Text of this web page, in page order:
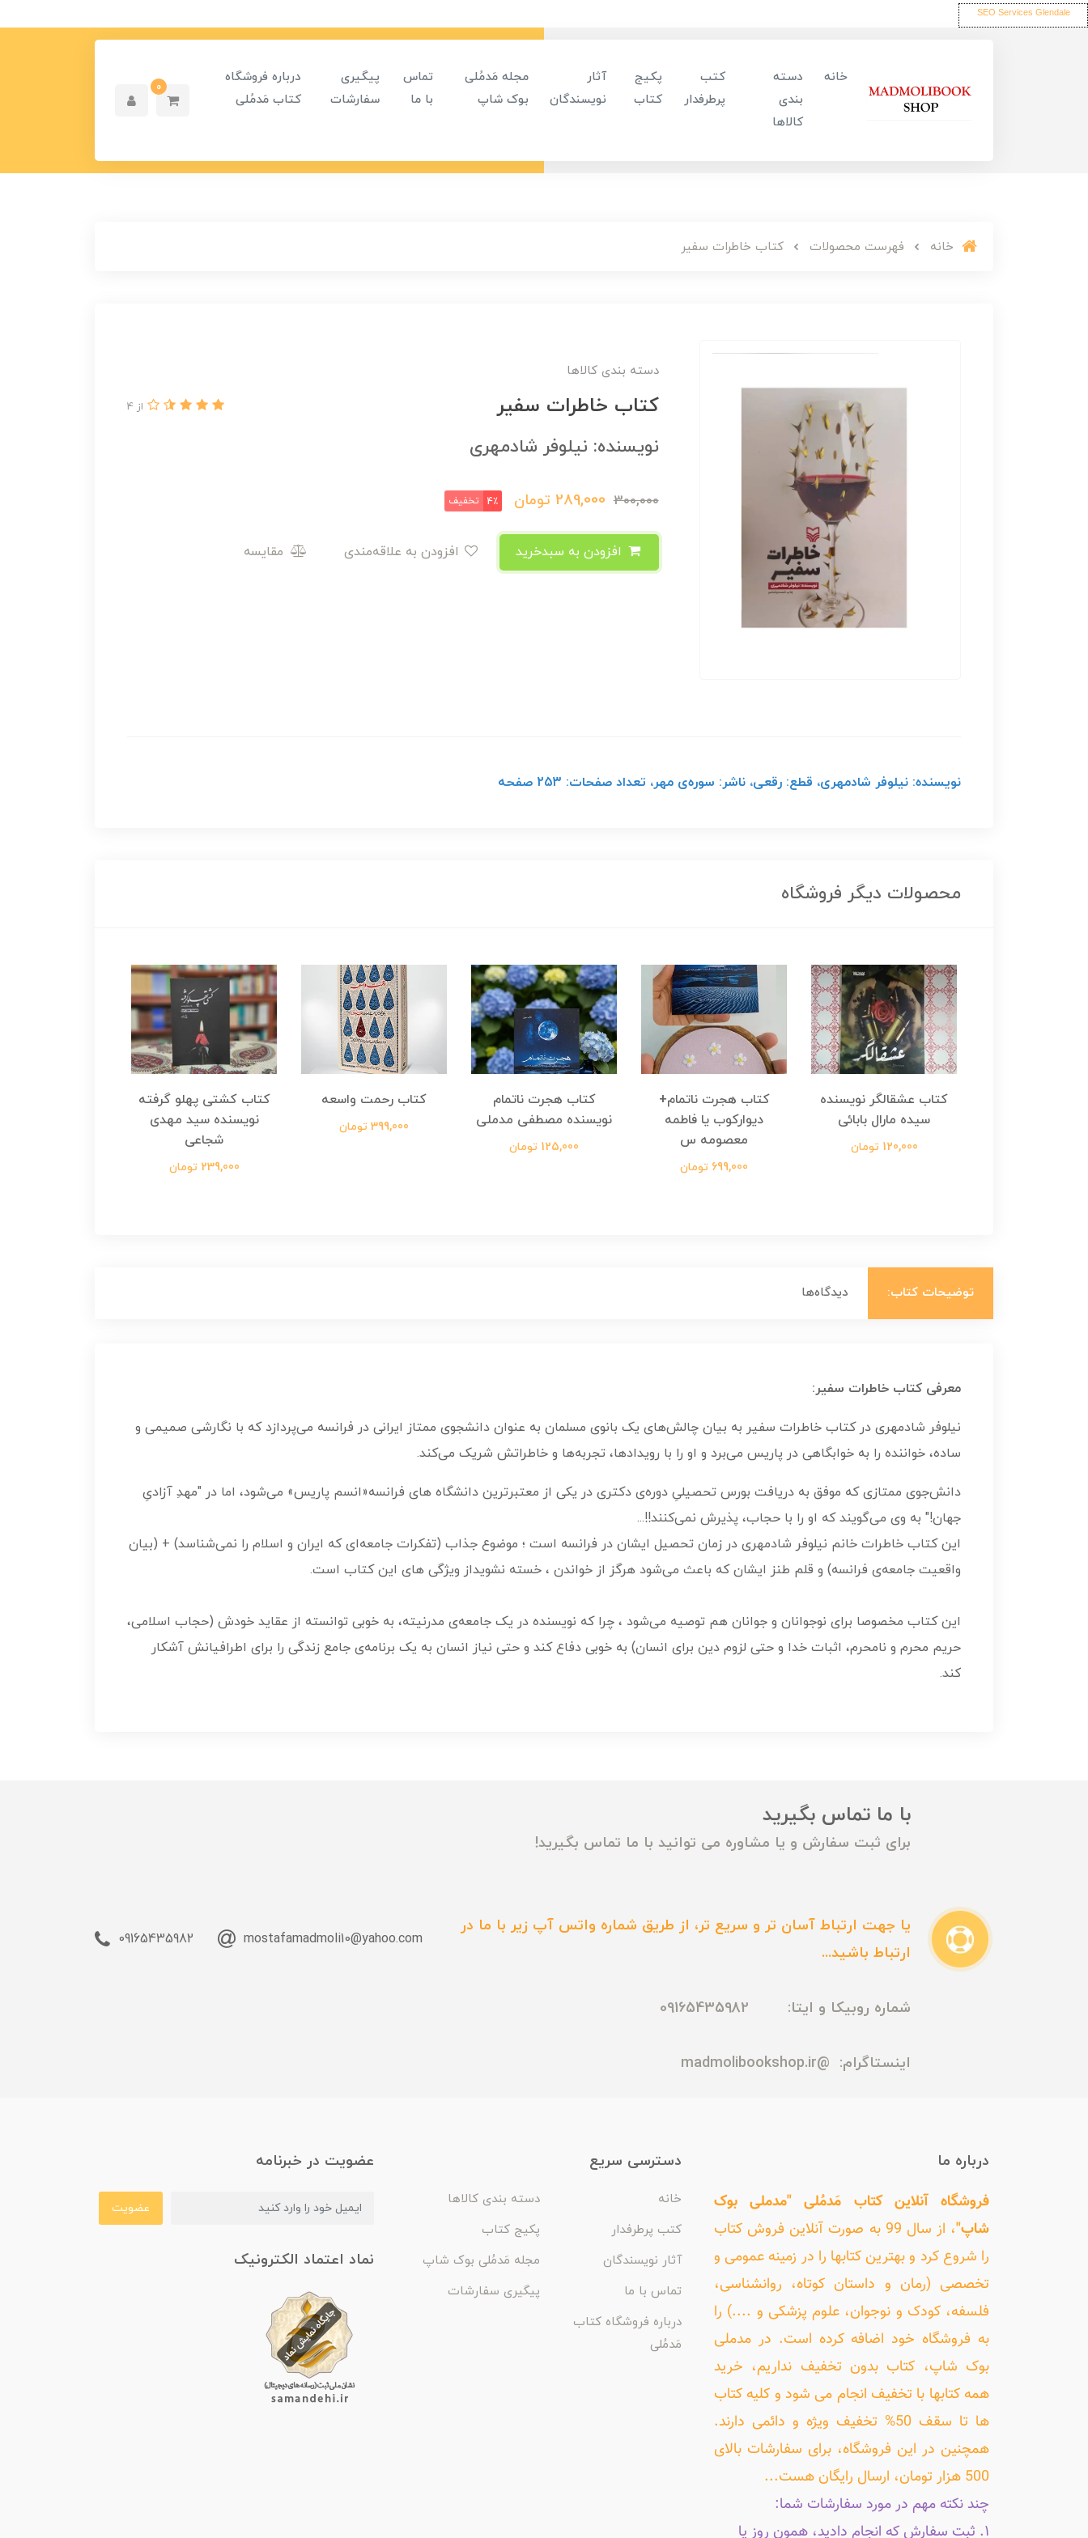
SEO Services Glendale
خانه
دسته
بندی
کالاها
کتب
پرطرفدار
پکیج
کتاب
آثار
نویسندگان
مجله مَدمُلی
بوک شاپ
تماس
با ما
پیگیری
سفارشات
درباره فروشگاه
کتاب مَدمُلی
0
خانه فهرست محصولات کتاب خاطرات سفیر
دسته بندی کالاها
کتاب خاطرات سفیر از 4
نویسنده: نیلوفر شادمهری
300,000
289,000 تومان 4٪ تخفیف
مقایسه
نویسنده: نیلوفر شادمهری، قطع: رقعی، ناشر: سوره‌ی مهر، تعداد صفحات: 253 صفحه
محصولات دیگر فروشگاه
کتاب عشقالگر نویسنده
سیده مارال بابائی
120,000 تومان
کتاب هجرت ناتمام+
دیوارکوب یا فاطمه
معصومه س
699,000 تومان
کتاب هجرت ناتمام
نویسنده مصطفی مدملی
125,000 تومان
کتاب رحمت واسعه
399,000 تومان
کتاب کشتی پهلو گرفته
نویسنده سید مهدی
شجاعی
239,000 تومان
توضیحات کتاب: دیدگاه‌ها
معرفی کتاب خاطرات سفیر:
نیلوفر شادمهری در کتاب خاطرات سفیر به بیان چالش‌های یک بانوی مسلمان به عنوان دانشجوی ممتاز ایرانی در فرانسه می‌پردازد که با نگارشی صمیمی و
ساده، خواننده را به خوابگاهی در پاریس می‌برد و او را با رویدادها، تجربه‌ها و خاطراتش شریک می‌کند.
دانش‌جوی ممتازی که موفق به دریافت بورس تحصیلیِ دوره‌ی دکتری در یکی از معتبر‌ترین دانشگاه های فرانسه«انسم پاریس» می‌شود، اما در "مهدِ آزادیِ
جهان!" به وی می‌گویند که او را با حجاب، پذیرش نمی‌کنند!!...
این کتاب خاطرات خانم نیلوفر شادمهری در زمان تحصیل ایشان در فرانسه است ؛ موضوع جذاب (تفکرات جامعه‌ای که ایران و اسلام را نمی‌شناسد) + (بیان
واقعیت جامعه‌ی فرانسه) و قلم طنز ایشان که باعث می‌شود هرگز از خواندن ، خسته نشویداز ویژگی های این کتاب است.
این کتاب مخصوصا برای نو‌جوانان و جوانان هم توصیه می‌شود ، چرا که نویسنده در یک جامعه‌ی مدرنیته، به خوبی توانسته از عقاید خودش (حجاب اسلامی،
حریم محرم و نامحرم، اثبات خدا و حتی لزوم دین برای انسان) به خوبی دفاع کند و حتی نیاز انسان به یک برنامه‌ی جامع زندگی را برای اطرافیانش آشکار
کند.
با ما تماس بگیرید
برای ثبت سفارش و یا مشاوره می توانید با ما تماس بگیرید!
یا جهت ارتباط آسان تر و سریع تر، از طریق شماره واتس آپ زیر با ما در
ارتباط باشید...
شماره روبیکا و ایتا: 09165435982
اینستاگرام: @madmolibookshop.ir
mostafamadmoli10@yahoo.com
09165435982
درباره ما
فروشگاه آنلاین کتاب مَدمُلی "مدملی بوک
شاپ"
، از سال 99 به صورت آنلاین فروش کتاب
را شروع کرد و بهترین کتابها را در زمینه عمومی و
تخصصی (رمان و داستان کوتاه، روانشناسی،
فلسفه، کودک و نوجوان، علوم پزشکی و ....) را
به فروشگاه خود اضافه کرده است. در مدملی
بوک شاپ، کتاب بدون تخفیف نداریم، خرید
همه کتابها با تخفیف انجام می شود و کلیه کتاب
ها تا سقف 50% تخفیف ویژه و دائمی دارند.
همچنین در این فروشگاه، برای سفارشات بالای
500 هزار تومان، ارسال رایگان هست...
چند نکته مهم در مورد سفارشات شما:
۱. ثبت سفارش که انجام دادید، همون روز یا
دسترسی سریع
خانه
دسته بندی کالاها
کتب پرطرفدار
پکیج کتاب
آثار نویسندگان
مجله مَدمُلی بوک شاپ
تماس با ما
پیگیری سفارشات
درباره فروشگاه کتاب
مَدمُلی
عضویت در خبرنامه
عضویت
نماد اعتماد الکترونیک